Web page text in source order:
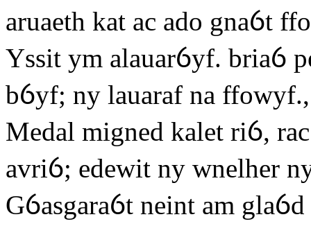
aruaeth kat ac ado gnaỽt
Yssit ym alauarỽyf. briaỽ
bỽyf; ny lauaraf na ffowyf.,
Medal migned kalet riỽ,
avriỽ; edewit ny wnelher
Gỽasgaraỽt neint am glaỽd